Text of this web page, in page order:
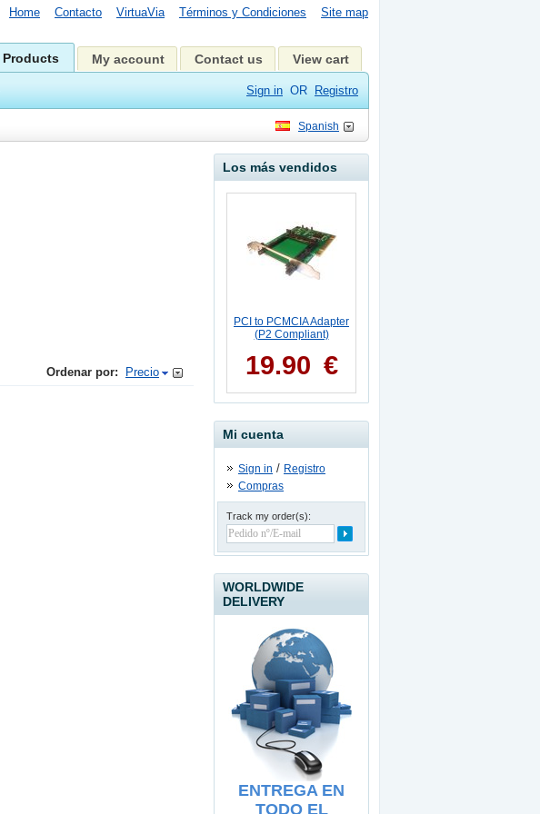
Home Contacto VirtuaVia Términos y Condiciones Site map
Products My account Contact us View cart
Sign in OR Registro
Spanish
Ordenar por: Precio
Los más vendidos
PCI to PCMCIA Adapter
(P2 Compliant)
19.90 €
Convertidor USB 2.0 a
SATA / IDE
19.90€
USB Line Extender - 60
meters
39.90€
Mi cuenta
Sign in / Registro
Compras
Track my order(s):
WORLDWIDE
DELIVERY
ENTREGA EN
TODO EL